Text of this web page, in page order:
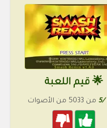
🌟 قيم اللعبة
/5 من 5033 من الأصوات